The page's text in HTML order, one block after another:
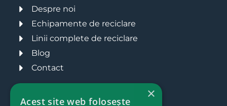
Despre noi
Echipamente de reciclare
Linii complete de reciclare
Blog
Contact
×
Acest site web folosește